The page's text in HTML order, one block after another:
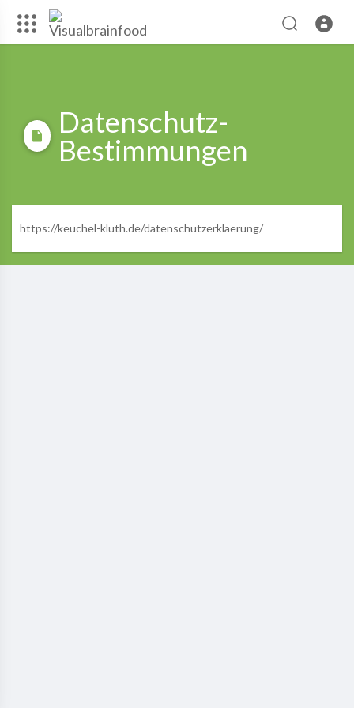
Datenschutz-
Bestimmungen
https://keuchel-kluth.de/datenschutzerklaerung/